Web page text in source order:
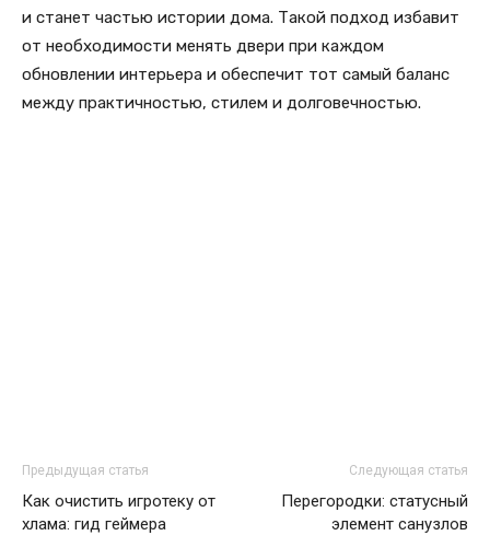
и станет частью истории дома. Такой подход избавит
от необходимости менять двери при каждом
обновлении интерьера и обеспечит тот самый баланс
между практичностью, стилем и долговечностью.
Предыдущая статья
Как очистить игротеку от
хлама: гид геймера
Следующая статья
Перегородки: статусный
элемент санузлов